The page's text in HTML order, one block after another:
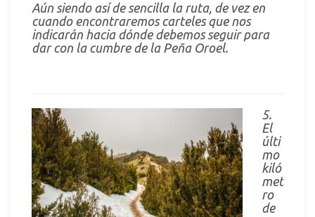
Aún siendo así de sencilla la ruta, de vez en
cuando encontraremos carteles que nos
indicarán hacia dónde debemos seguir para
dar con la cumbre de la Peña Oroel.
5.
El
últi
mo
kiló
met
ro
de